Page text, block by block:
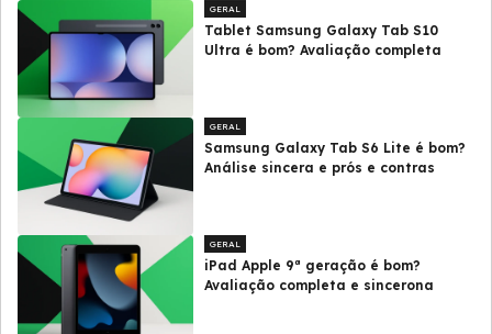
GERAL
Tablet Samsung Galaxy Tab S10
Ultra é bom? Avaliação completa
GERAL
Samsung Galaxy Tab S6 Lite é bom?
Análise sincera e prós e contras
GERAL
iPad Apple 9ª geração é bom?
Avaliação completa e sincerona